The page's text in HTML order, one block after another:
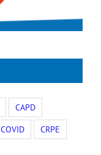
CAPD
COVID
CRPE